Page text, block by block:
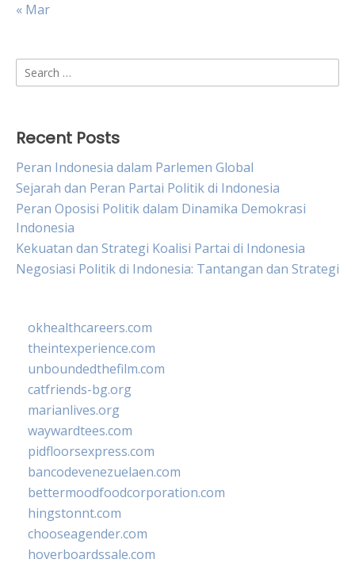
« Mar
Search
for:
Recent Posts
Peran Indonesia dalam Parlemen Global
Sejarah dan Peran Partai Politik di Indonesia
Peran Oposisi Politik dalam Dinamika Demokrasi
Indonesia
Kekuatan dan Strategi Koalisi Partai di Indonesia
Negosiasi Politik di Indonesia: Tantangan dan Strategi
okhealthcareers.com
theintexperience.com
unboundedthefilm.com
catfriends-bg.org
marianlives.org
waywardtees.com
pidfloorsexpress.com
bancodevenezuelaen.com
bettermoodfoodcorporation.com
hingstonnt.com
chooseagender.com
hoverboardssale.com